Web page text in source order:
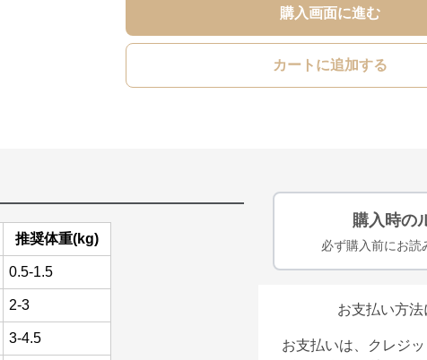
購入画面に進む
カートに追加する
推奨体重(kg)
0.5-1.5
2-3
3-4.5
購入時の
必ず購入前にお読
お支払い方法
お支払いは、クレジ